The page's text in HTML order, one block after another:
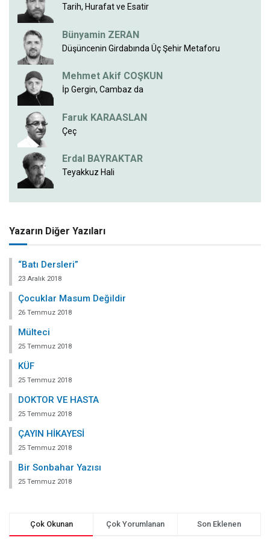
Tarih, Hurafat ve Esatir
Bünyamin ZERAN
Düşüncenin Girdabında Üç Şehir Metaforu
Mehmet Akif COŞKUN
İp Gergin, Cambaz da
Faruk KARAASLAN
Çeç
Erdal BAYRAKTAR
Teyakkuz Hali
Yazarın Diğer Yazıları
“Batı Dersleri”
23 Aralık 2018
Çocuklar Masum Değildir
26 Temmuz 2018
Mülteci
25 Temmuz 2018
KÜF
25 Temmuz 2018
DOKTOR VE HASTA
25 Temmuz 2018
ÇAYIN HİKAYESİ
25 Temmuz 2018
Bir Sonbahar Yazısı
25 Temmuz 2018
Çok Okunan Çok Yorumlanan Son Eklenen